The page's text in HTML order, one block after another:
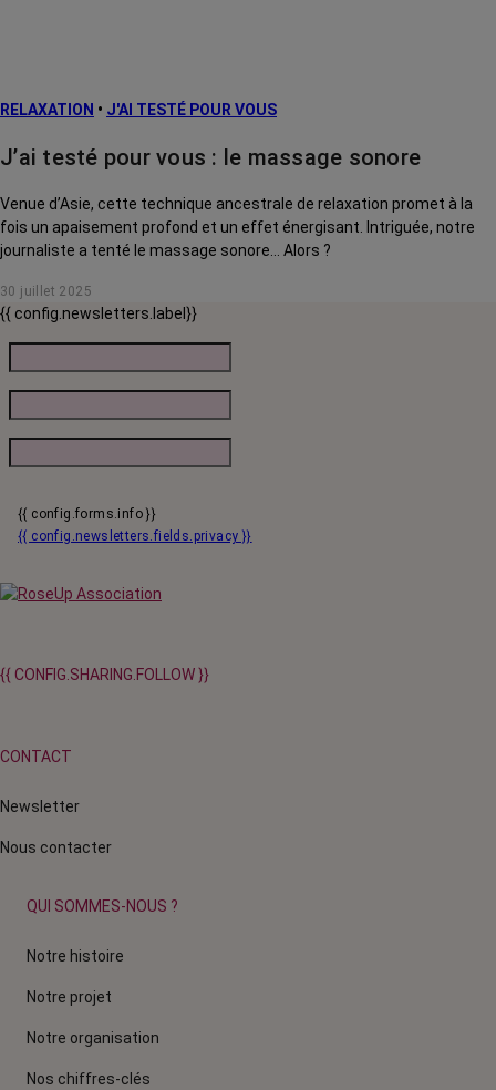
RELAXATION • J'AI TESTÉ POUR VOUS
J’ai testé pour vous : le massage sonore
Venue d’Asie, cette technique ancestrale de relaxation promet à la
fois un apaisement profond et un effet énergisant. Intriguée, notre
journaliste a tenté le massage sonore… Alors ?
30 juillet 2025
{{ config.newsletters.label}}
{{ config.forms.info }}
{{ config.newsletters.fields.privacy }}
{{ CONFIG.SHARING.FOLLOW }}
CONTACT
Newsletter
Nous contacter
QUI SOMMES-NOUS ?
Notre histoire
Notre projet
Notre organisation
Nos chiffres-clés